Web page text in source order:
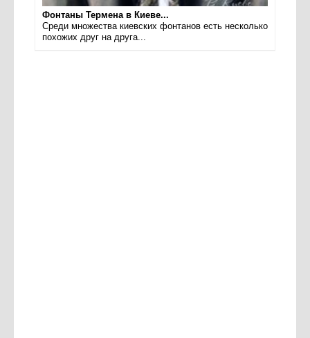
Фонтаны Термена в Киеве...
Среди множества киевских фонтанов есть несколько
похожих друг на друга...